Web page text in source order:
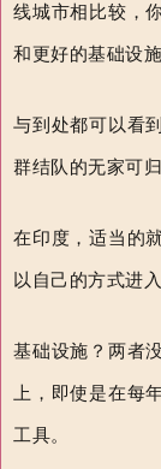
线城市相比较，
和更好的基础设施
与到处都可以看
群结队的无家可
在印度，适当的
以自己的方式进
基础设施？两者
上，即使是在每
工具。